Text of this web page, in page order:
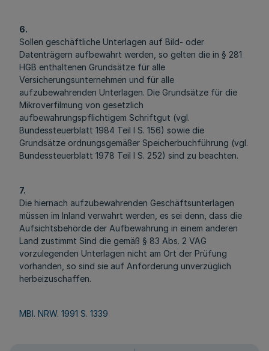
6.
Sollen geschäftliche Unterlagen auf Bild- oder
Datenträgern aufbewahrt werden, so gelten die in § 281
HGB enthaltenen Grundsätze für alle
Versicherungsunternehmen und für alle
aufzubewahrenden Unterlagen. Die Grundsätze für die
Mikroverfilmung von gesetzlich
aufbewahrungspflichtigem Schriftgut (vgl.
Bundessteuerblatt 1984 Teil I S. 156) sowie die
Grundsätze ordnungsgemäßer Speicherbuchführung (vgl.
Bundessteuerblatt 1978 Teil I S. 252) sind zu beachten.
7.
Die hiernach aufzubewahrenden Geschäftsunterlagen
müssen im Inland verwahrt werden, es sei denn, dass die
Aufsichtsbehörde der Aufbewahrung in einem anderen
Land zustimmt Sind die gemäß § 83 Abs. 2 VAG
vorzulegenden Unterlagen nicht am Ort der Prüfung
vorhanden, so sind sie auf Anforderung unverzüglich
herbeizuschaffen.
MBl. NRW. 1991 S. 1339